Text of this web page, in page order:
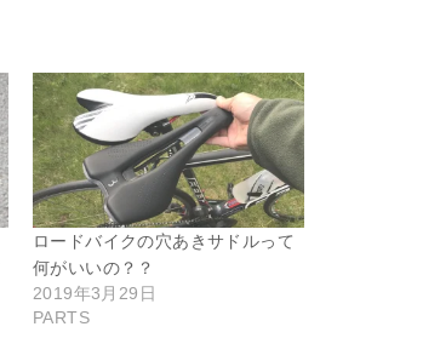
ロードバイクの穴あきサドルって
何がいいの？？
2019年3月29日
PARTS